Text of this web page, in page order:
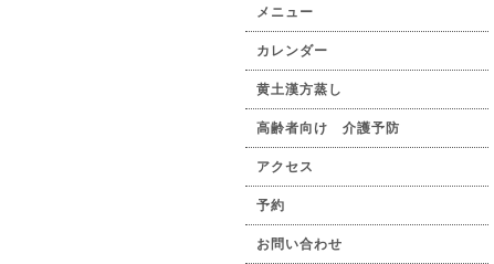
メニュー
カレンダー
黄土漢方蒸し
高齢者向け 介護予防
アクセス
予約
お問い合わせ